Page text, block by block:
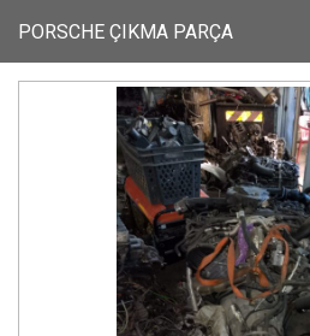
PORSCHE ÇIKMA PARÇA